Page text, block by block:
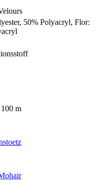
50% Polyacryl, Flor:
m